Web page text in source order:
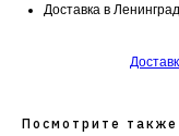
Доставка в
Посмотрите также